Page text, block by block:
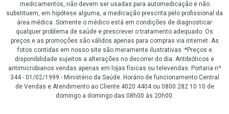
medicamentos, não devem ser usadas para automedicação e não
substituem, em hipótese alguma, a medicação prescrita pelo profissional da
área médica. Somente o médico está em condições de diagnosticar
qualquer problema de saúde e prescrever o tratamento adequado. Os
preços e as promoções são válidos apenas para compras via internet. As
fotos contidas em nosso site são meramente ilustrativas. *Preços e
disponibilidade sujeitos a alterações no decorrer do dia. Antibióticos e
antimicrobianos vendas apenas em lojas físicas ou televendas. Portaria nº
344 - 01/02/1999 - Ministério da Saúde. Horário de funcionamento Central
de Vendas e Atendimento ao Cliente 4020 4404 ou 0800 282 10 10 de
domingo a domingo das 08h00 às 20h00.